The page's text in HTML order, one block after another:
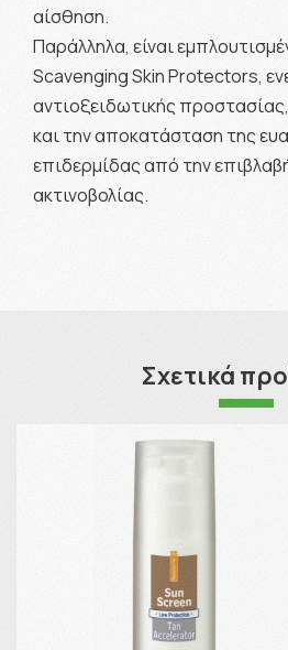
αίσθηση.
Παράλληλα, είναι
Scavenging Skin Protectors,
αντιοξειδωτικής
και την αποκατάσταση της
επιδερμίδας από την
ακτινοβολίας.
Σχετικά